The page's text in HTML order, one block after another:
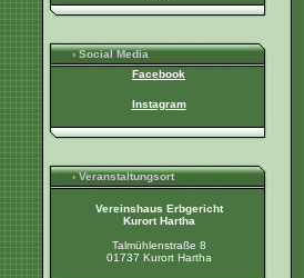
› Social Media
Facebook
Instagram
› Veranstaltungsort
Vereinshaus Erbgericht
Kurort Hartha
Talmühlenstraße 8
01737 Kurort Hartha